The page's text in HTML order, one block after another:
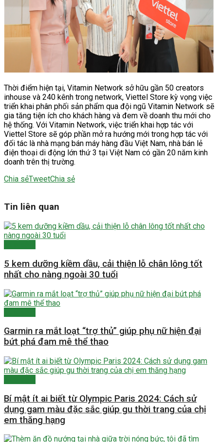
Thời điểm hiện tại, Vitamin Network sở hữu gần 50 creators
inhouse và 240 kênh trong network, Viettel Store kỳ vọng việc
triển khai phân phối sản phẩm qua đội ngũ Vitamin Network sẽ
gia tăng tiện ích cho khách hàng và đem về doanh thu mới cho
hệ thống. Với Vitamin Network, việc triển khai hợp tác với
Viettel Store sẽ góp phần mở ra hướng mới trong hợp tác với
đối tác là nhà mạng bán máy hàng đầu Việt Nam, nhà bán lẻ
điện thoại di động lớn thứ 3 tại Việt Nam có gần 20 năm kinh
doanh trên thị trường.
Chia sẻTweetChia sẻ
Tin liên quan
5 kem dưỡng kiềm dầu, cải thiện lỗ chân lông tốt
nhất cho nàng ngoài 30 tuổi
Garmin ra mắt loạt “trợ thủ” giúp phụ nữ hiện đại
bứt phá đam mê thể thao
Bí mật ít ai biết từ Olympic Paris 2024: Cách sử
dụng gam màu đặc sắc giúp gu thời trang của chị
em thăng hạng